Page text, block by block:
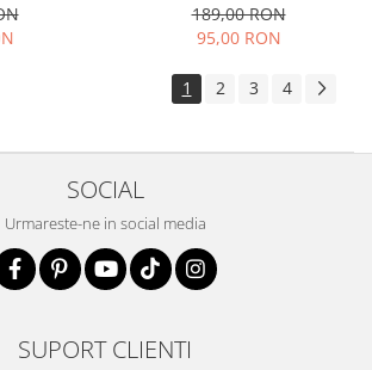
189,00 RON
95,00 RON
1 2 3 4
SOCIAL
Urmareste-ne in social media
SUPORT CLIENTI